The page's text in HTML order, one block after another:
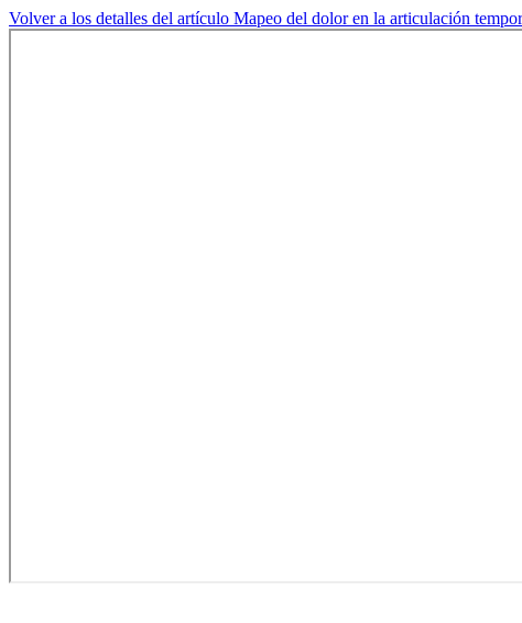
Volver a los detalles del artículo Mapeo del dolor en la articulación